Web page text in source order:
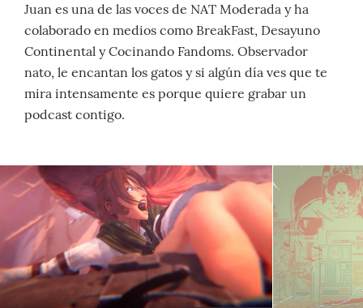
Juan es una de las voces de NAT Moderada y ha
colaborado en medios como BreakFast, Desayuno
Continental y Cocinando Fandoms. Observador
nato, le encantan los gatos y si algún día ves que te
mira intensamente es porque quiere grabar un
podcast contigo.